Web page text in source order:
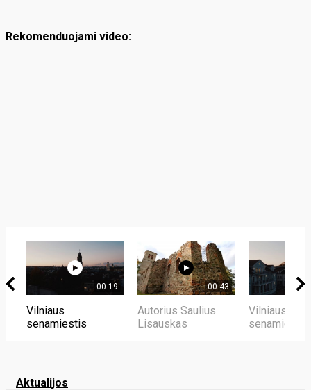
Rekomenduojami video:
00:19
Vilniaus
senamiestis
00:43
Autorius Saulius
Lisauskas
Vilniaus
senamiestis
Aktualijos